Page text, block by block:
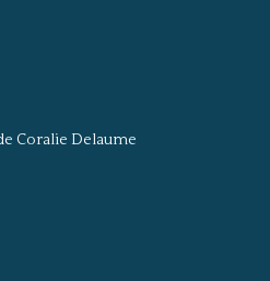
Coralie Delaume